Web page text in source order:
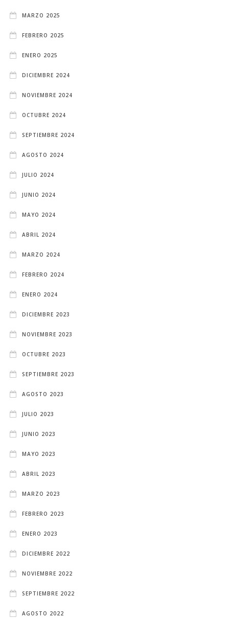
MARZO 2025
FEBRERO 2025
ENERO 2025
DICIEMBRE 2024
NOVIEMBRE 2024
OCTUBRE 2024
SEPTIEMBRE 2024
AGOSTO 2024
JULIO 2024
JUNIO 2024
MAYO 2024
ABRIL 2024
MARZO 2024
FEBRERO 2024
ENERO 2024
DICIEMBRE 2023
NOVIEMBRE 2023
OCTUBRE 2023
SEPTIEMBRE 2023
AGOSTO 2023
JULIO 2023
JUNIO 2023
MAYO 2023
ABRIL 2023
MARZO 2023
FEBRERO 2023
ENERO 2023
DICIEMBRE 2022
NOVIEMBRE 2022
SEPTIEMBRE 2022
AGOSTO 2022